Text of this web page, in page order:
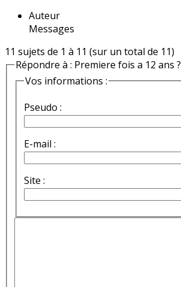
Auteur
Messages
11 sujets de 1 à 11 (sur un total de 11)
Répondre à : Premiere fois a 12 ans ?
Vos informations :
Pseudo :
E-mail :
Site :